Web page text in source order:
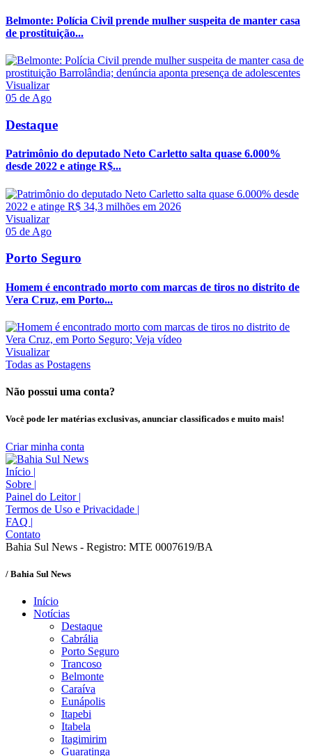
Belmonte: Polícia Civil prende mulher suspeita de manter casa
de prostituição...
Visualizar
05 de Ago
Destaque
Patrimônio do deputado Neto Carletto salta quase 6.000%
desde 2022 e atinge R$...
Visualizar
05 de Ago
Porto Seguro
Homem é encontrado morto com marcas de tiros no distrito de
Vera Cruz, em Porto...
Visualizar
Todas as Postagens
Não possui uma conta?
Você pode ler matérias exclusivas, anunciar classificados e muito mais!
Criar minha conta
Início |
Sobre |
Painel do Leitor |
Termos de Uso e Privacidade |
FAQ |
Contato
Bahia Sul News - Registro: MTE 0007619/BA
/ Bahia Sul News
Início
Notícias
Destaque
Cabrália
Porto Seguro
Trancoso
Belmonte
Caraíva
Eunápolis
Itapebi
Itabela
Itagimirim
Guaratinga